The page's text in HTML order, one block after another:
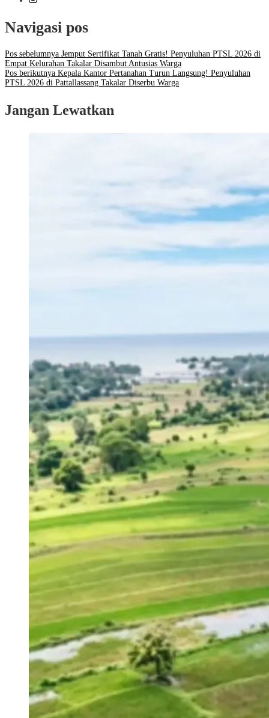
Navigasi pos
Pos sebelumnya Jemput Sertifikat Tanah Gratis! Penyuluhan PTSL 2026 di
Empat Kelurahan Takalar Disambut Antusias Warga
Pos berikutnya Kepala Kantor Pertanahan Turun Langsung! Penyuluhan
PTSL 2026 di Pattallassang Takalar Diserbu Warga
Jangan Lewatkan